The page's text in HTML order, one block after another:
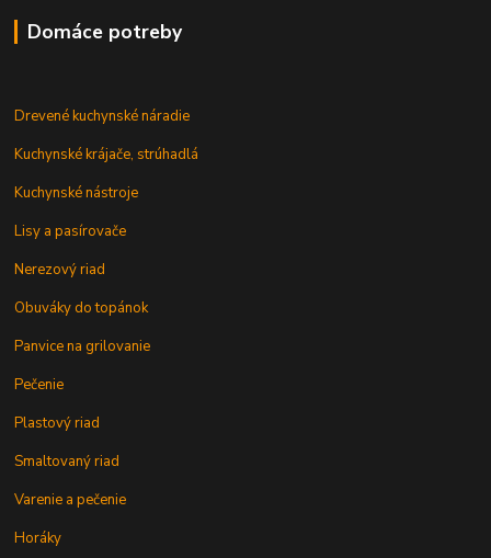
Domáce potreby
Drevené kuchynské náradie
Kuchynské krájače, strúhadlá
Kuchynské nástroje
Lisy a pasírovače
Nerezový riad
Obuváky do topánok
Panvice na grilovanie
Pečenie
Plastový riad
Smaltovaný riad
Varenie a pečenie
Horáky